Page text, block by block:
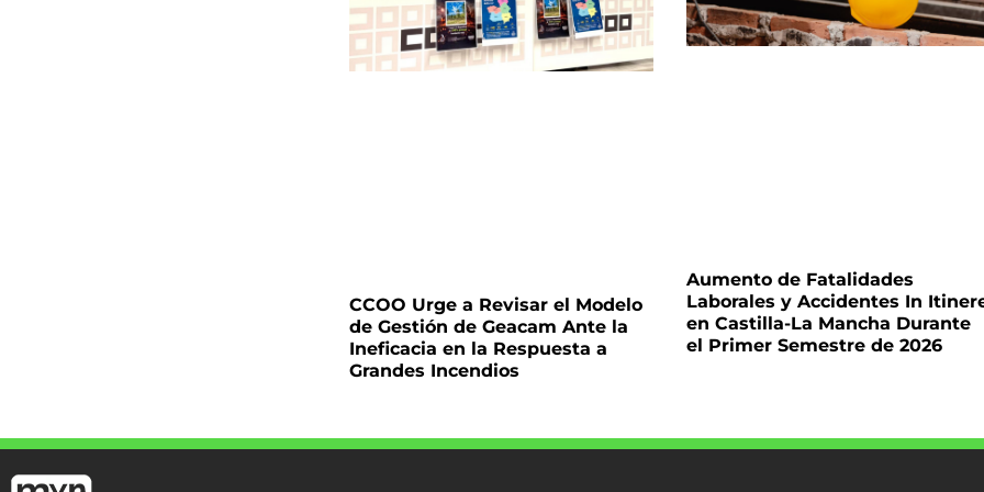
CCOO Urge a Revisar el Modelo
de Gestión de Geacam Ante la
Ineficacia en la Respuesta a
Grandes Incendios
Aumento de Fatalidades
Laborales y Accidentes In
en Castilla-La Mancha Durante
el Primer Semestre de 2026